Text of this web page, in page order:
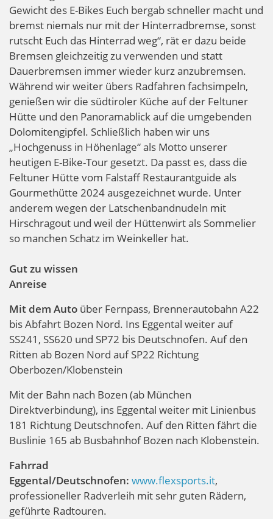
Gewicht des E-Bikes Euch bergab schneller macht und
bremst niemals nur mit der Hinterradbremse, sonst
rutscht Euch das Hinterrad weg“, rät er dazu beide
Bremsen gleichzeitig zu verwenden und statt
Dauerbremsen immer wieder kurz anzubremsen.
Während wir weiter übers Radfahren fachsimpeln,
genießen wir die südtiroler Küche auf der Feltuner
Hütte und den Panoramablick auf die umgebenden
Dolomitengipfel. Schließlich haben wir uns
„Hochgenuss in Höhenlage“ als Motto unserer
heutigen E-Bike-Tour gesetzt. Da passt es, dass die
Feltuner Hütte vom Falstaff Restaurantguide als
Gourmethütte 2024 ausgezeichnet wurde. Unter
anderem wegen der Latschenbandnudeln mit
Hirschragout und weil der Hüttenwirt als Sommelier
so manchen Schatz im Weinkeller hat.
Gut zu wissen
Anreise
Mit dem Auto über Fernpass, Brennerautobahn A22
bis Abfahrt Bozen Nord. Ins Eggental weiter auf
SS241, SS620 und SP72 bis Deutschnofen. Auf den
Ritten ab Bozen Nord auf SP22 Richtung
Oberbozen/Klobenstein
Mit der Bahn nach Bozen (ab München
Direktverbindung), ins Eggental weiter mit Linienbus
181 Richtung Deutschnofen. Auf den Ritten fährt die
Buslinie 165 ab Busbahnhof Bozen nach Klobenstein.
Fahrrad
Eggental/Deutschnofen: www.flexsports.it,
professioneller Radverleih mit sehr guten Rädern,
geführte Radtouren.